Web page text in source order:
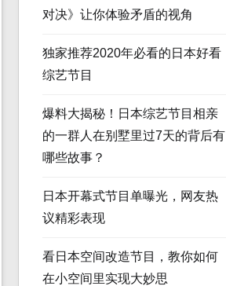
对决》让你体验矛盾的视角
独家推荐2020年必看的日本好看
综艺节目
爆料大揭秘！日本综艺节目相亲
的一群人在别墅里过7天的背后有
哪些故事？
日本开幕式节目单曝光，网友热
议精彩表现
看日本空间改造节目，教你如何
在小空间里实现大妙思